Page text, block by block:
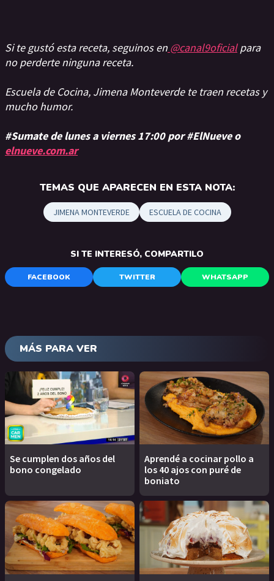
Si te gustó esta receta, seguinos en @canal9oficialpara
no perderte ninguna receta.
Escuela de Cocina, Jimena Monteverde te traen recetas y
mucho humor.
#Sumate de lunes a viernes 17:00 por #ElNueve o
elnueve.com.ar
TEMAS QUE APARECEN EN ESTA NOTA:
JIMENA MONTEVERDE ESCUELA DE COCINA
SI TE INTERESÓ, COMPARTILO
FACEBOOK TWITTER WHATSAPP
MÁS PARA VER
Se cumplen dos años del
bono congelado
Aprendé a cocinar pollo a
los 40 ajos con puré de
boniato